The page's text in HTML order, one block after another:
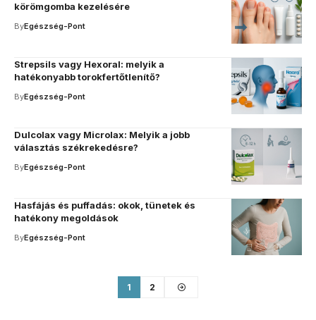
körömgomba kezelésére
ByEgészség-Pont
Strepsils vagy Hexoral: melyik a
hatékonyabb torokfertőtlenítő?
ByEgészség-Pont
Dulcolax vagy Microlax: Melyik a jobb
választás székrekedésre?
ByEgészség-Pont
Hasfájás és puffadás: okok, tünetek és
hatékony megoldások
ByEgészség-Pont
1 2